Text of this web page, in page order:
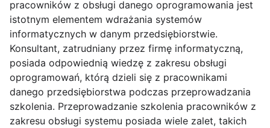
pracowników z obsługi danego oprogramowania jest
istotnym elementem wdrażania systemów
informatycznych w danym przedsiębiorstwie.
Konsultant, zatrudniany przez firmę informatyczną,
posiada odpowiednią wiedzę z zakresu obsługi
oprogramowań, którą dzieli się z pracownikami
danego przedsiębiorstwa podczas przeprowadzania
szkolenia. Przeprowadzanie szkolenia pracowników z
zakresu obsługi systemu posiada wiele zalet, takich